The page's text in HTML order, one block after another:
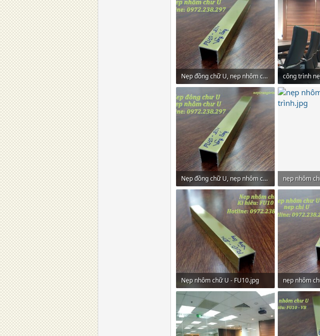
Nẹp đồng chữ U, nẹp nhôm chữ U.jpg
450,9 KB · Lượt xem: 39
461,4 KB ·
Nẹp đồng chữ U, nẹp nhôm chữ U.jpg
450,9 KB · Lượt xem: 33
423,5 KB ·
Nẹp nhôm chữ U - FU10.jpg
427,9 KB · Lượt xem: 39
nẹp nhôm
459,7 KB ·